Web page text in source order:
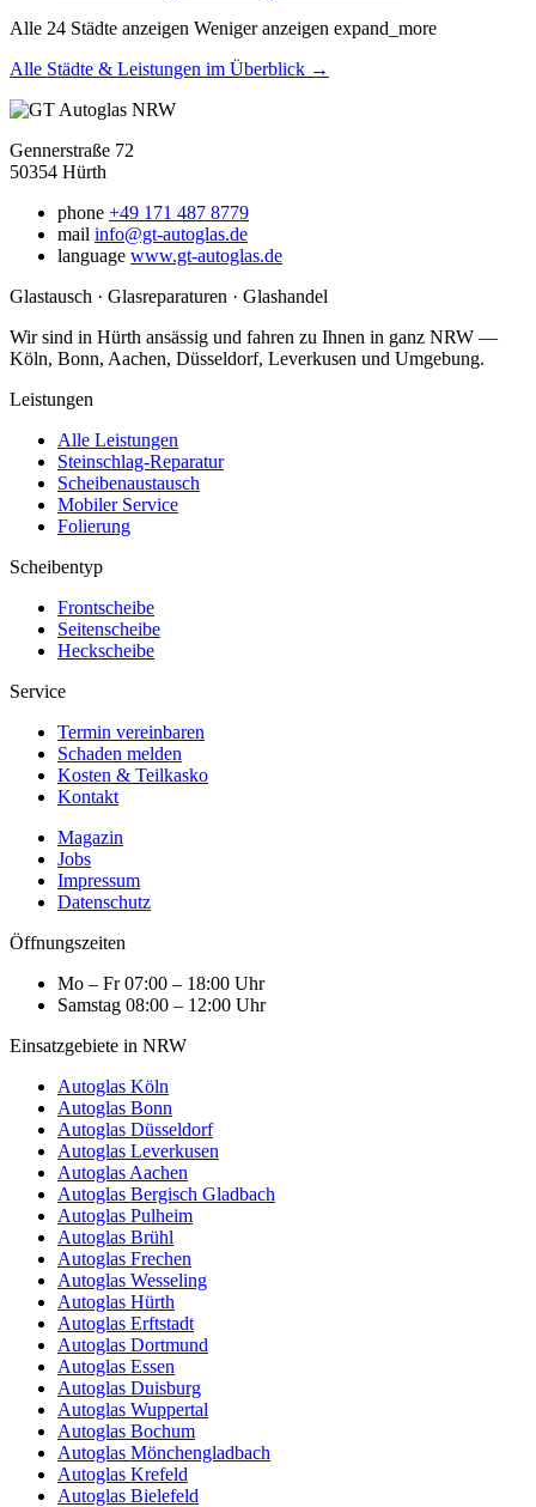
Alle 24 Städte anzeigen Weniger anzeigen expand_more
Alle Städte & Leistungen im Überblick →
Gennerstraße 72
50354 Hürth
phone +49 171 487 8779
mail info@gt-autoglas.de
language www.gt-autoglas.de
Glastausch · Glasreparaturen · Glashandel
Wir sind in Hürth ansässig und fahren zu Ihnen in ganz NRW —
Köln, Bonn, Aachen, Düsseldorf, Leverkusen und Umgebung.
Leistungen
Alle Leistungen
Steinschlag-Reparatur
Scheibenaustausch
Mobiler Service
Folierung
Scheibentyp
Frontscheibe
Seitenscheibe
Heckscheibe
Service
Termin vereinbaren
Schaden melden
Kosten & Teilkasko
Kontakt
Magazin
Jobs
Impressum
Datenschutz
Öffnungszeiten
Mo – Fr 07:00 – 18:00 Uhr
Samstag 08:00 – 12:00 Uhr
Einsatzgebiete in NRW
Autoglas Köln
Autoglas Bonn
Autoglas Düsseldorf
Autoglas Leverkusen
Autoglas Aachen
Autoglas Bergisch Gladbach
Autoglas Pulheim
Autoglas Brühl
Autoglas Frechen
Autoglas Wesseling
Autoglas Hürth
Autoglas Erftstadt
Autoglas Dortmund
Autoglas Essen
Autoglas Duisburg
Autoglas Wuppertal
Autoglas Bochum
Autoglas Mönchengladbach
Autoglas Krefeld
Autoglas Bielefeld